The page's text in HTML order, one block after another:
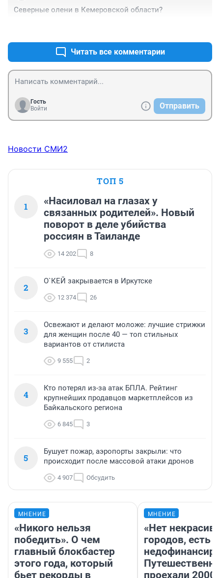
Северные олени в Кемеровской области?
Читать все комментарии
Гость
Войти
Отправить
Новости СМИ2
ТОП 5
1
«Насиловал на глазах у
связанных родителей». Новый
поворот в деле убийства
россиян в Таиланде
14 202 8
2
О`КЕЙ закрывается в Иркутске
12 374 26
3
Освежают и делают моложе: лучшие стрижки
для женщин после 40 — топ стильных
вариантов от стилиста
9 555 2
4
Кто потерял из-за атак БПЛА. Рейтинг
крупнейших продавцов маркетплейсов из
Байкальского региона
6 845 3
5
Бушует пожар, аэропорты закрыли: что
происходит после массовой атаки дронов
4 907 Обсудить
МНЕНИЕ
«Никого нельзя
победить». О чем
главный блокбастер
этого года, который
бьет рекорды в
МНЕНИЕ
«Нет
городов, есть
проехали 2000